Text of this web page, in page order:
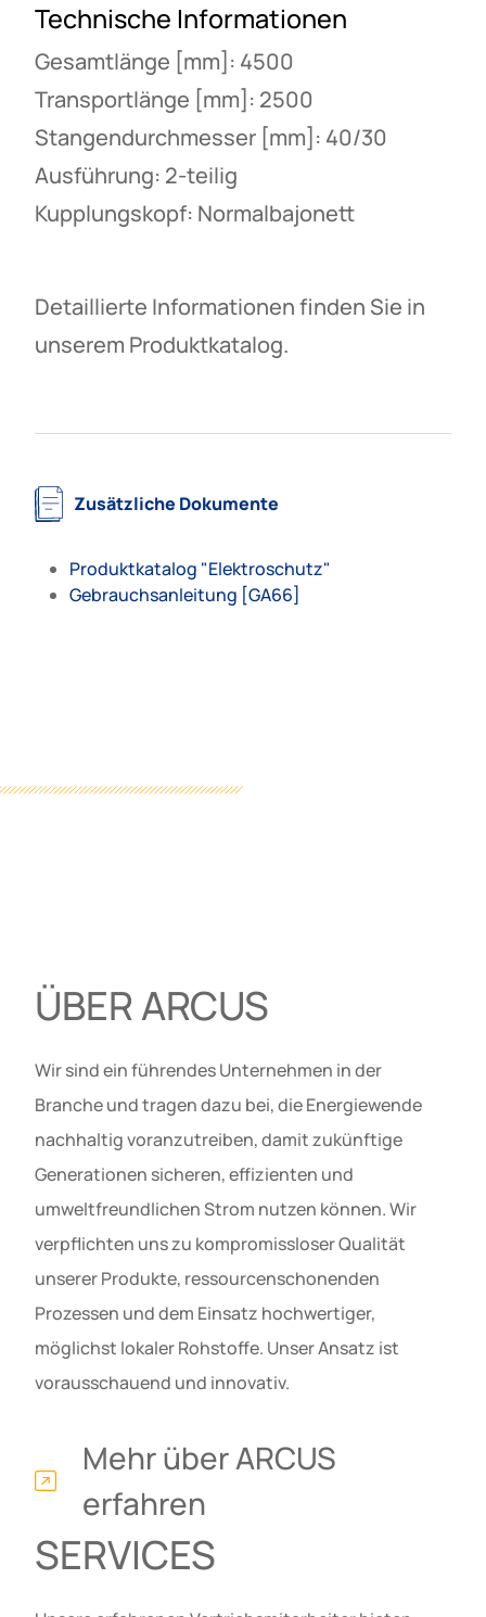
Technische Informationen
Gesamtlänge [mm]: 4500
Transportlänge [mm]: 2500
Stangendurchmesser [mm]: 40/30
Ausführung: 2-teilig
Kupplungskopf: Normalbajonett
Detaillierte Informationen finden Sie in
unserem Produktkatalog.
Zusätzliche Dokumente
Produktkatalog "Elektroschutz"
Gebrauchsanleitung [GA66]
ÜBER ARCUS
Wir sind ein führendes Unternehmen in der
Branche und tragen dazu bei, die Energiewende
nachhaltig voranzutreiben, damit zukünftige
Generationen sicheren, effizienten und
umweltfreundlichen Strom nutzen können. Wir
verpflichten uns zu kompromissloser Qualität
unserer Produkte, ressourcenschonenden
Prozessen und dem Einsatz hochwertiger,
möglichst lokaler Rohstoffe. Unser Ansatz ist
vorausschauend und innovativ.
Mehr über ARCUS
erfahren
SERVICES